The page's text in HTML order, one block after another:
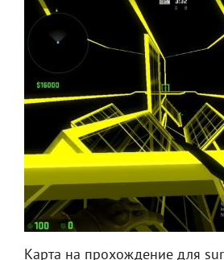
Карта на прохождение для